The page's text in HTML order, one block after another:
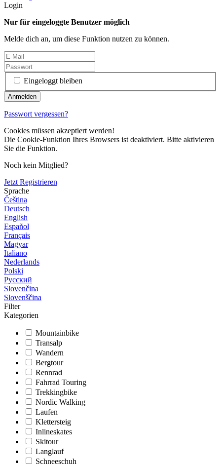
Login
Nur für eingeloggte Benutzer möglich
Melde dich an, um diese Funktion nutzen zu können.
Eingeloggt bleiben
Passwort vergessen?
Cookies müssen akzeptiert werden!
Die Cookie-Funktion Ihres Browsers ist deaktiviert. Bitte aktivieren
Sie die Funktion.
Noch kein Mitglied?
Jetzt Registrieren
Sprache
Čeština
Deutsch
English
Español
Français
Magyar
Italiano
Nederlands
Polski
Русский
Slovenčina
Slovenščina
Filter
Kategorien
Mountainbike
Transalp
Wandern
Bergtour
Rennrad
Fahrrad Touring
Trekkingbike
Nordic Walking
Laufen
Klettersteig
Inlineskates
Skitour
Langlauf
Schneeschuh